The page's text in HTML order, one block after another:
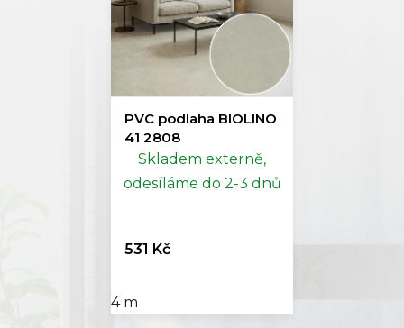
PVC podlaha BIOLINO
41 2808
Skladem externě,
odesíláme do 2-3 dnů
531 Kč
4 m